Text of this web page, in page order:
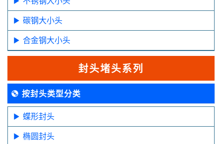
碳钢大小头
合金钢大小头
封头堵头系列
按封头类型分类
蝶形封头
椭圆封头